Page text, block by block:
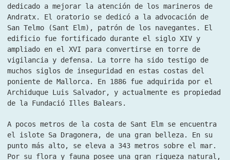
dedicado a mejorar la atención de los marineros de
Andratx. El oratorio se dedicó a la advocación de
San Telmo (Sant Elm), patrón de los navegantes. El
edificio fue fortificado durante el siglo XIV y
ampliado en el XVI para convertirse en torre de
vigilancia y defensa. La torre ha sido testigo de
muchos siglos de inseguridad en estas costas del
poniente de Mallorca. En 1886 fue adquirida por el
Archiduque Luis Salvador, y actualmente es propiedad
de la Fundació Illes Balears.
A pocos metros de la costa de Sant Elm se encuentra
el islote Sa Dragonera, de una gran belleza. En su
punto más alto, se eleva a 343 metros sobre el mar.
Por su flora y fauna posee una gran riqueza natural,